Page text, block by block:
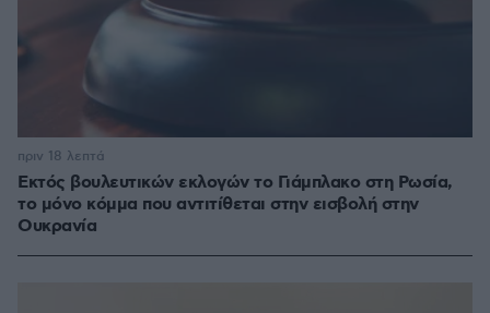
Εκτός βουλευτικών εκλογών το Γιάμπλακο στη Ρωσία,
το μόνο κόμμα που αντιτίθεται στην εισβολή στην
Ουκρανία
πριν 18 λεπτά